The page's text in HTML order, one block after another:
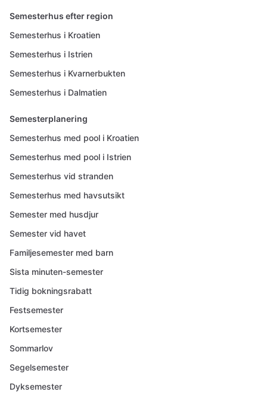
Semesterhus efter region
Semesterhus i Kroatien
Semesterhus i Istrien
Semesterhus i Kvarnerbukten
Semesterhus i Dalmatien
Semesterplanering
Semesterhus med pool i Kroatien
Semesterhus med pool i Istrien
Semesterhus vid stranden
Semesterhus med havsutsikt
Semester med husdjur
Semester vid havet
Familjesemester med barn
Sista minuten-semester
Tidig bokningsrabatt
Festsemester
Kortsemester
Sommarlov
Segelsemester
Dyksemester